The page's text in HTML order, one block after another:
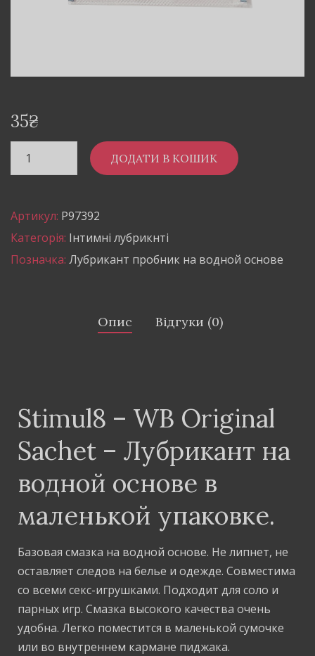
35₴
ДОДАТИ В КОШИК
Артикул: P97392
Категорія: Інтимні лубрикнті
Позначка: Лубрикант пробник на водной основе
Опис Відгуки (0)
Stimul8 – WB Original
Sachet – Лубрикант на
водной основе в
маленькой упаковке.
Базовая смазка на водной основе. Не липнет, не
оставляет следов на белье и одежде. Совместима
со всеми секс-игрушками. Подходит для соло и
парных игр. Смазка высокого качества очень
удобна. Легко поместится в маленькой сумочке
или во внутреннем кармане пиджака.